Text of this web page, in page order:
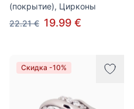
(покрытие), Цирконы
22.21 € 19.99 €
Скидка -10%